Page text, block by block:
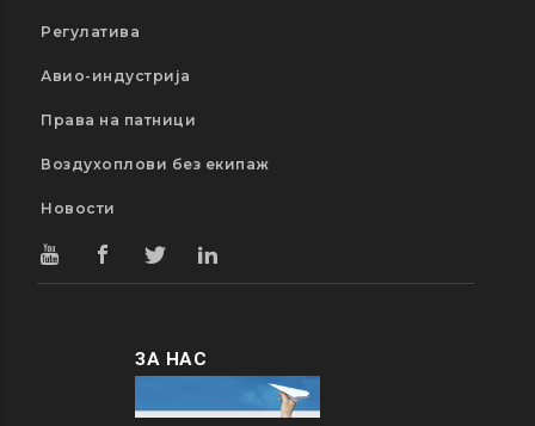
Регулатива
Авио-индустрија
Права на патници
Воздухоплови без екипаж
Новости
ЗА НАС